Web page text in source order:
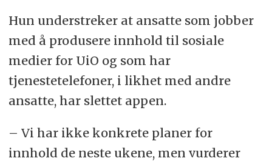
Hun understreker at ansatte som jobber
med å produsere innhold til sosiale
medier for UiO og som har
tjenestetelefoner, i likhet med andre
ansatte, har slettet appen.
– Vi har ikke konkrete planer for
innhold de neste ukene, men vurderer